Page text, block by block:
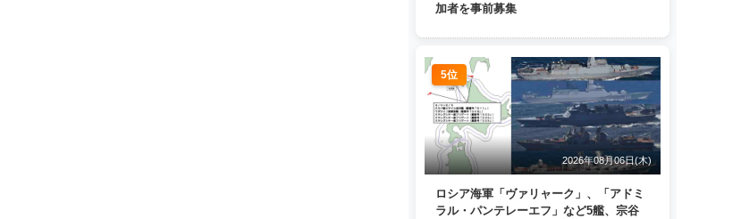
加者を事前募集
5位
2026年08月06日(木)
ロシア海軍「ヴァリャーク」、「アドミ
ラル・パンテレーエフ」など5艦、宗谷